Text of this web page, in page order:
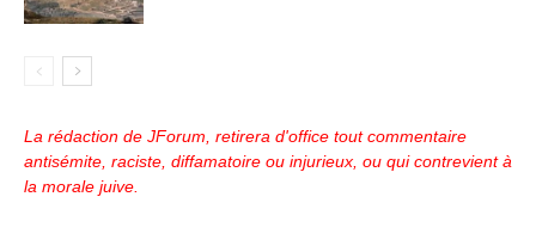
La rédaction de JForum, retirera d'office tout commentaire
antisémite, raciste, diffamatoire ou injurieux, ou qui contrevient à
la morale juive.